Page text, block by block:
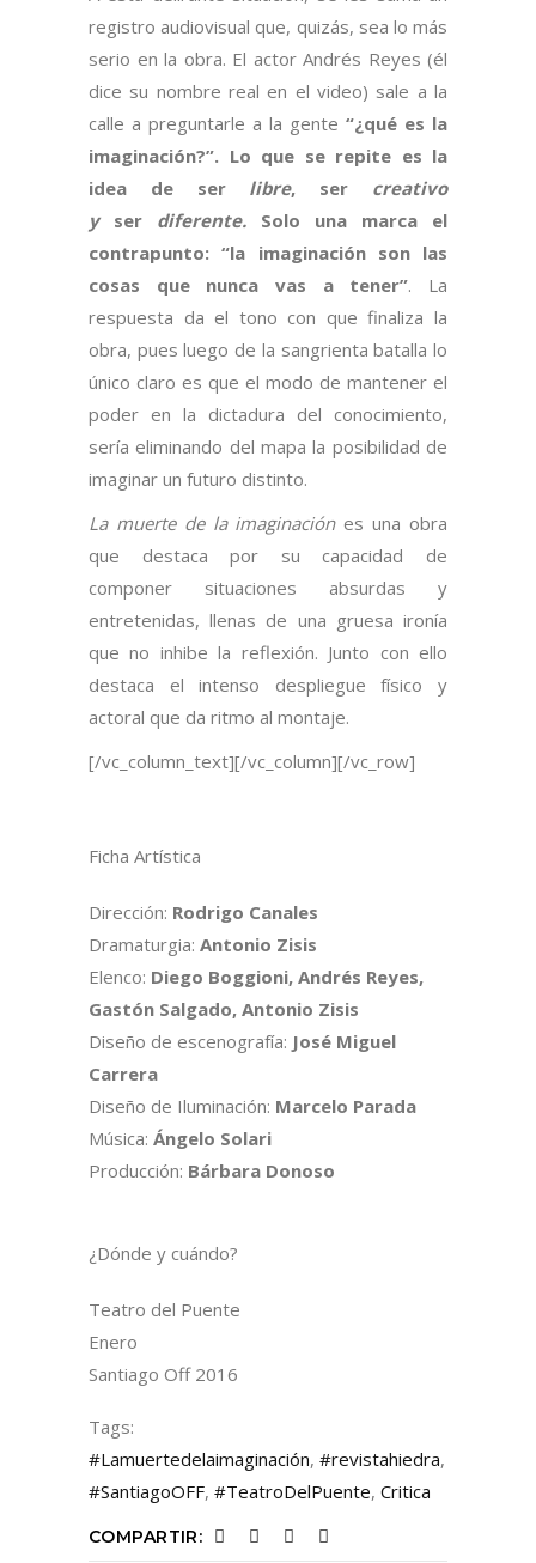
registro audiovisual que, quizás, sea lo más
serio en la obra. El actor Andrés Reyes (él
dice su nombre real en el video) sale a la
calle a preguntarle a la gente “¿qué es la
imaginación?”. Lo que se repite es la
idea de ser libre, ser creativo
y ser diferente. Solo una marca el
contrapunto: “la imaginación son las
cosas que nunca vas a tener”. La
respuesta da el tono con que finaliza la
obra, pues luego de la sangrienta batalla lo
único claro es que el modo de mantener el
poder en la dictadura del conocimiento,
sería eliminando del mapa la posibilidad de
imaginar un futuro distinto.
La muerte de la imaginaciónes una obra
que destaca por su capacidad de
componer situaciones absurdas y
entretenidas, llenas de una gruesa ironía
que no inhibe la reflexión. Junto con ello
destaca el intenso despliegue físico y
actoral que da ritmo al montaje.
[/vc_column_text][/vc_column][/vc_row]
Ficha Artística
Dirección: Rodrigo Canales
Dramaturgia: Antonio Zisis
Elenco: Diego Boggioni, Andrés Reyes,
Gastón Salgado, Antonio Zisis
Diseño de escenografía: José Miguel
Carrera
Diseño de Iluminación: Marcelo Parada
Música: Ángelo Solari
Producción: Bárbara Donoso
¿Dónde y cuándo?
Teatro del Puente
Enero
Santiago Off 2016
Tags:
#Lamuertedelaimaginación, #revistahiedra,
#SantiagoOFF, #TeatroDelPuente, Critica
COMPARTIR: